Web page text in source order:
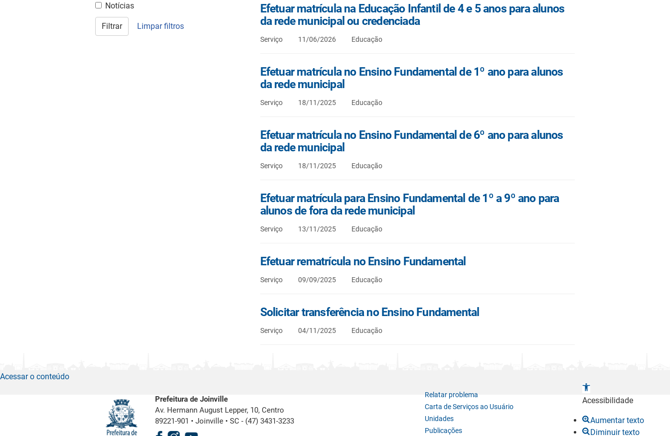
Notícias
Filtrar Limpar filtros
Efetuar matrícula na Educação Infantil de 4 e 5 anos para alunos
da rede municipal ou credenciada
Serviço 11/06/2026 Educação
Efetuar matrícula no Ensino Fundamental de 1º ano para alunos
da rede municipal
Serviço 18/11/2025 Educação
Efetuar matrícula no Ensino Fundamental de 6º ano para alunos
da rede municipal
Serviço 18/11/2025 Educação
Efetuar matrícula para Ensino Fundamental de 1º a 9º ano para
alunos de fora da rede municipal
Serviço 13/11/2025 Educação
Efetuar rematrícula no Ensino Fundamental
Serviço 09/09/2025 Educação
Solicitar transferência no Ensino Fundamental
Serviço 04/11/2025 Educação
Prefeitura de Joinville
Av. Hermann August Lepper, 10, Centro
89221-901 •Joinville •SC - (47) 3431-3233
Relatar problema
Carta de Serviços ao Usuário
Unidades
Publicações
Acessar o conteúdo
A
b
i
Acessibilidade
Aumentar texto
Diminuir texto